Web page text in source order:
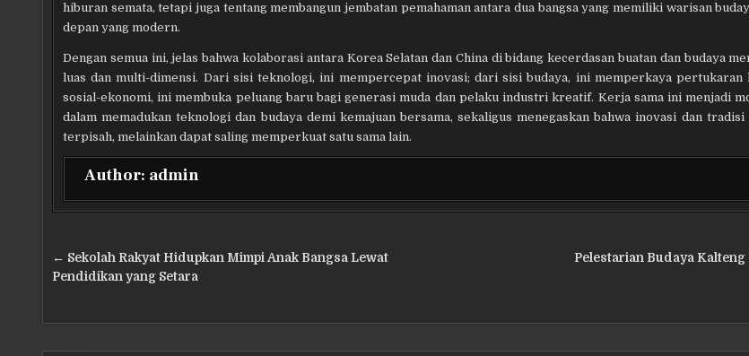
hiburan semata, tetapi juga tentang membangun jembatan pemahaman antara dua bangsa yang memiliki warisan
depan yang modern.
Dengan semua ini, jelas bahwa kolaborasi antara Korea Selatan dan China di bidang kecerdasan buatan dan budaya
luas dan multi-dimensi. Dari sisi teknologi, ini mempercepat inovasi; dari sisi budaya, ini memperkaya
sosial-ekonomi, ini membuka peluang baru bagi generasi muda dan pelaku industri kreatif. Kerja sama ini menjadi
dalam memadukan teknologi dan budaya demi kemajuan bersama, sekaligus menegaskan bahwa inovasi dan
terpisah, melainkan dapat saling memperkuat satu sama lain.
Author: admin
Navigasi
pos
Pelestarian Budaya
← Sekolah Rakyat Hidupkan Mimpi Anak Bangsa Lewat
Pendidikan yang Setara